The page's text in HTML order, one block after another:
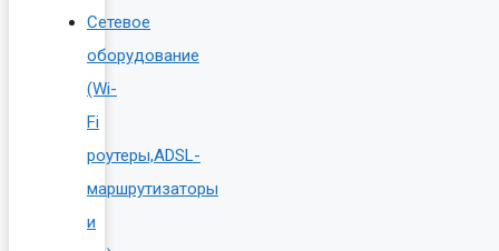
Сетевое
оборудование
(Wi-
Fi
роутеры,ADSL-
маршрутизаторы
и